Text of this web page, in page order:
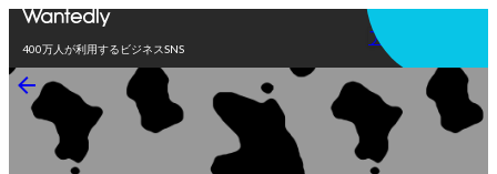
400万人が利用するビジネスSNS
アプリを使う